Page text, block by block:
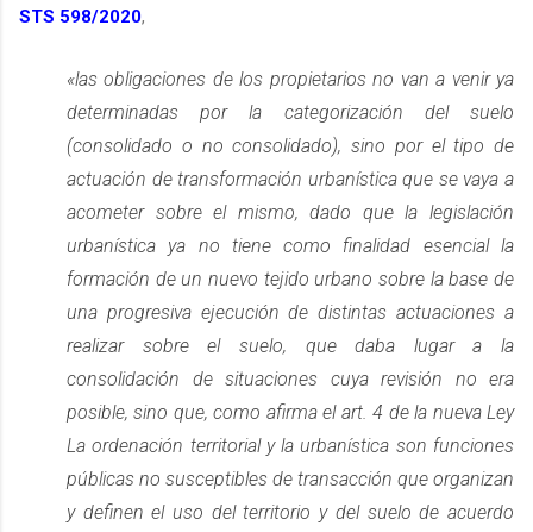
STS 598/2020,
«las obligaciones de los propietarios no van a venir ya
determinadas por la categorización del suelo
(consolidado o no consolidado), sino por el tipo de
actuación de transformación urbanística que se vaya a
acometer sobre el mismo, dado que la legislación
urbanística ya no tiene como finalidad esencial la
formación de un nuevo tejido urbano sobre la base de
una progresiva ejecución de distintas actuaciones a
realizar sobre el suelo, que daba lugar a la
consolidación de situaciones cuya revisión no era
posible, sino que, como afirma el art. 4 de la nueva Ley
La ordenación territorial y la urbanística son funciones
públicas no susceptibles de transacción que organizan
y definen el uso del territorio y del suelo de acuerdo